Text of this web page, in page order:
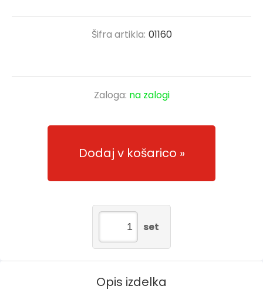
Šifra artikla: 01160
Zaloga: na zalogi
Dodaj v košarico
set
Opis izdelka